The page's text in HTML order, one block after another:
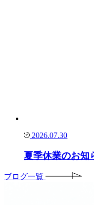
2026.07.30
夏季休業のお知
ブログ一覧